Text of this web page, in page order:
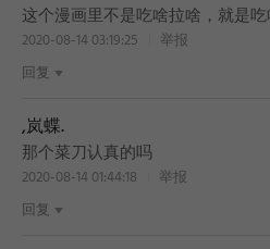
这个漫画里不是吃啥拉啥，就是吃
2020-08-14 03:19:25
举报
回复
,岚蝶.
那个菜刀认真的吗
2020-08-14 01:44:18
举报
回复